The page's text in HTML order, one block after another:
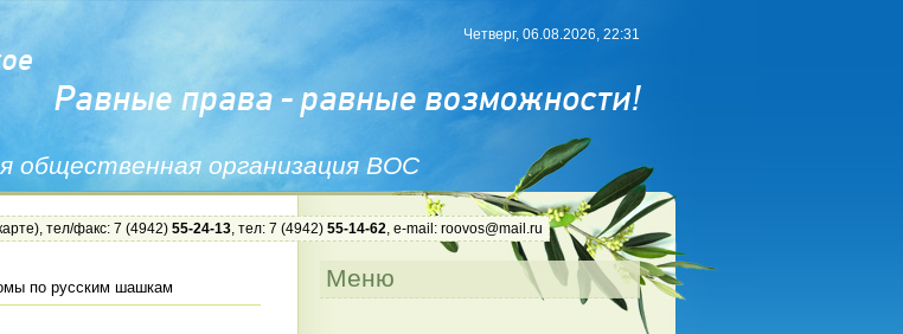
общественная организация ВОС
Четверг, 06.08.2026, 22:31
), тел/факс: 7 (4942) 55-24-13, тел: 7 (4942) 55-14-62, e-mail: roovos@mail.ru
по русским шашкам Меню